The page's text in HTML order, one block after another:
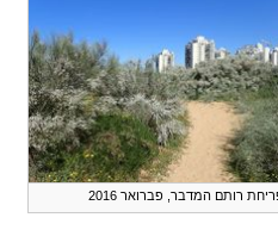
רותם המדבר, פברואר 2016